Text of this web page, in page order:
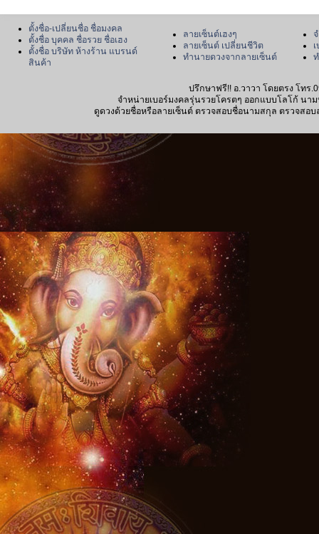
ตั้งชื่อ-เปลี่ยนชื่อ ชื่อมงคล
ตั้งชื่อ บุคคล ชื่อรวย ชื่อเฮง
ตั้งชื่อ บริษัท ห้างร้าน แบรนด์
สินค้า
ลายเซ็นต์เฮงๆ
ลายเซ็นต์ เปลี่ยนชีวิต
ทำนายดวงจากลายเซ็นต์
ปรึกษาฟรี!! อ.วาวา โดยตรง โทร
จำหน่ายเบอร์มงคลรุ่นรวยโครตๆ ออกแบบโลโก้ นา
ดูดวงด้วยชื่อหรือลายเซ็นต์ ตรวจสอบชื่อนามสกุล ตรวจสอ